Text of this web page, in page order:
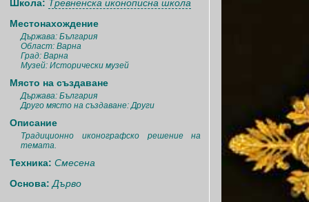
Школа: Тревненска иконописна школа
Местонахождение
Държава: България
Област: Варна
Град: Варна
Музей: Исторически музей
Място на създаване
Държава: България
Друго място на създаване: Други
Описание
Традиционно иконографско решение на
темата.
Техника: Смесена
Основа: Дърво